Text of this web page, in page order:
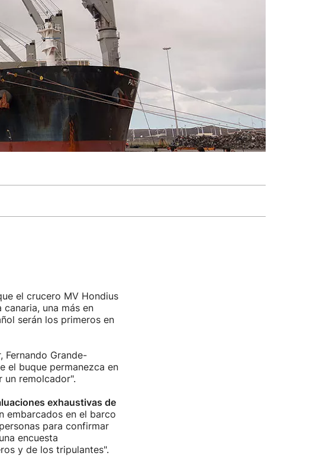
el crucero MV Hondius
canaria, una más en
serán los primeros en
Fernando Grande-
el buque permanezca en
un remolcador".
exhaustivas de
embarcados en el barco
para confirmar
encuesta
y de los tripulantes".